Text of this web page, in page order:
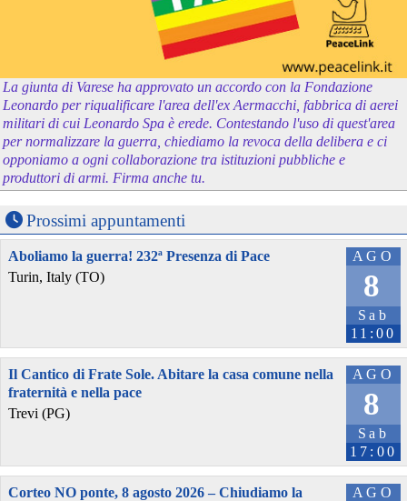
La giunta di Varese ha approvato un accordo con la Fondazione
Leonardo per riqualificare l'area dell'ex Aermacchi, fabbrica di aerei
militari di cui Leonardo Spa è erede. Contestando l'uso di quest'area
per normalizzare la guerra, chiediamo la revoca della delibera e ci
opponiamo a ogni collaborazione tra istituzioni pubbliche e
produttori di armi. Firma anche tu.
Prossimi appuntamenti
AGO
8
Sab
11:00
Aboliamo la guerra! 232ª Presenza di Pace
Turin, Italy (TO)
AGO
8
Sab
17:00
Il Cantico di Frate Sole. Abitare la casa comune nella
fraternità e nella pace
Trevi (PG)
AGO
Corteo NO ponte, 8 agosto 2026 – Chiudiamo la